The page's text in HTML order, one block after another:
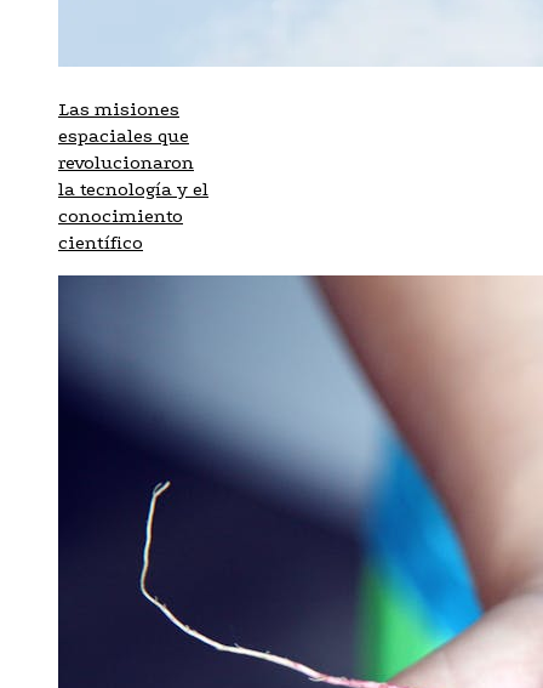
Las misiones
espaciales que
revolucionaron
la tecnología y el
conocimiento
científico